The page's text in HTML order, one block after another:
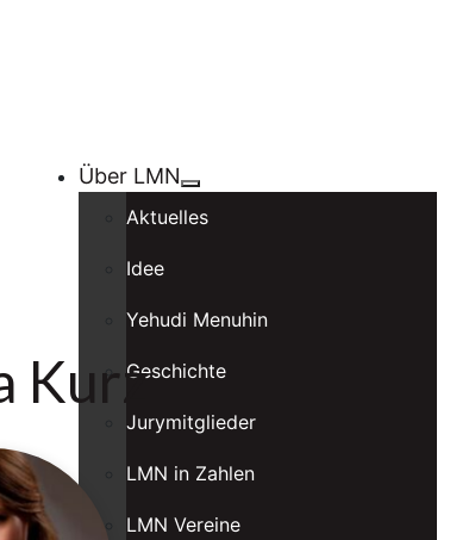
Über LMN
Aktuelles
Idee
Yehudi Menuhin
Geschichte
Jurymitglieder
LMN in Zahlen
LMN Vereine
Kurz